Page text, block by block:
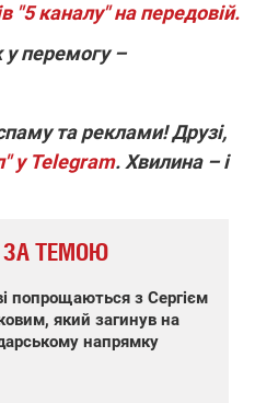
"5 каналу" на передовій.
у перемогу –
та реклами! Друзі,
у Telegram. Хвилина – і
ЗА ТЕМОЮ
попрощаються з Сергієм
який загинув на
напрямку